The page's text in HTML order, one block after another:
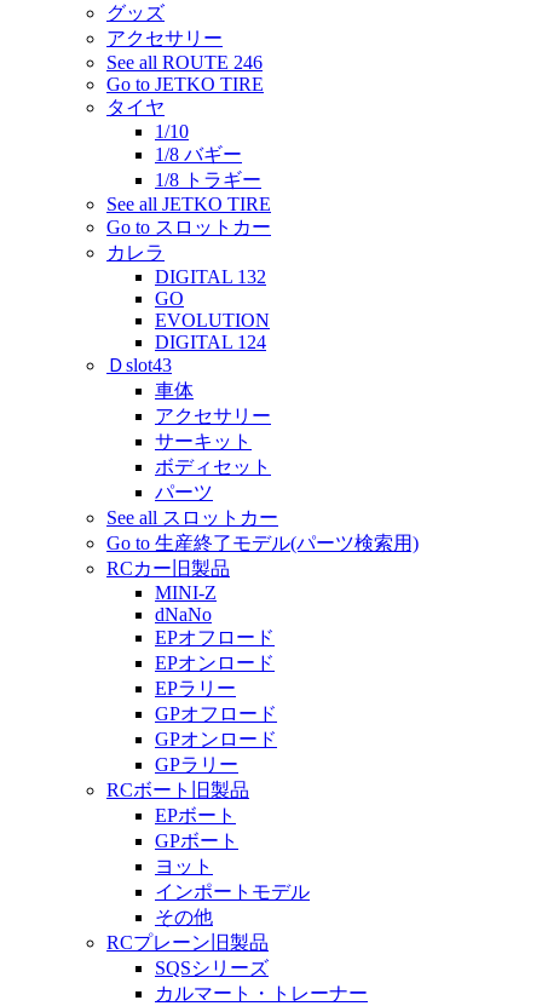
グッズ
アクセサリー
See all ROUTE 246
Go to JETKO TIRE
タイヤ
1/10
1/8 バギー
1/8 トラギー
See all JETKO TIRE
Go to スロットカー
カレラ
DIGITAL 132
GO
EVOLUTION
DIGITAL 124
Ｄslot43
車体
アクセサリー
サーキット
ボディセット
パーツ
See all スロットカー
Go to 生産終了モデル(パーツ検索用)
RCカー旧製品
MINI-Z
dNaNo
EPオフロード
EPオンロード
EPラリー
GPオフロード
GPオンロード
GPラリー
RCボート旧製品
EPボート
GPボート
ヨット
インポートモデル
その他
RCプレーン旧製品
SQSシリーズ
カルマート・トレーナー